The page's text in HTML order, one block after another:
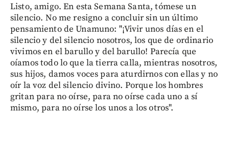
Listo, amigo. En esta Semana Santa, tómese un
silencio. No me resigno a concluir sin un último
pensamiento de Unamuno: "¡Vivir unos días en el
silencio y del silencio nosotros, los que de ordinario
vivimos en el barullo y del barullo! Parecía que
oíamos todo lo que la tierra calla, mientras nosotros,
sus hijos, damos voces para aturdirnos con ellas y no
oír la voz del silencio divino. Porque los hombres
gritan para no oírse, para no oírse cada uno a sí
mismo, para no oírse los unos a los otros".